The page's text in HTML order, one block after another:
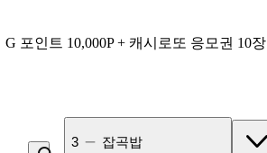
G 포인트 10,000P + 캐시로또 응모권 10장
4 라면